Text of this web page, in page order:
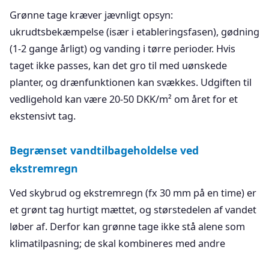
Grønne tage kræver jævnligt opsyn:
ukrudtsbekæmpelse (især i etableringsfasen), gødning
(1-2 gange årligt) og vanding i tørre perioder. Hvis
taget ikke passes, kan det gro til med uønskede
planter, og drænfunktionen kan svækkes. Udgiften til
vedligehold kan være 20-50 DKK/m² om året for et
ekstensivt tag.
Begrænset vandtilbageholdelse ved
ekstremregn
Ved skybrud og ekstremregn (fx 30 mm på en time) er
et grønt tag hurtigt mættet, og størstedelen af vandet
løber af. Derfor kan grønne tage ikke stå alene som
klimatilpasning; de skal kombineres med andre